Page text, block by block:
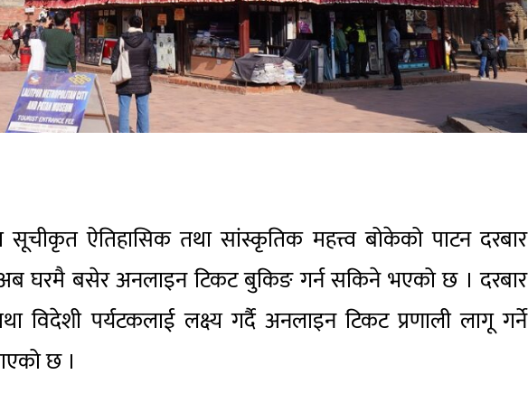
सूचीकृत ऐतिहासिक तथा सांस्कृतिक महत्त्व बोकेको पाटन दरबार
घरमै बसेर अनलाइन टिकट बुकिङ गर्न सकिने भएको छ । दरबार
विदेशी पर्यटकलाई लक्ष्य गर्दै अनलाइन टिकट प्रणाली लागू गर्ने
छ ।